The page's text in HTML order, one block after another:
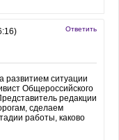
Ответить
развитием ситуации
Общероссийского
редакции
сделаем
работы, каково